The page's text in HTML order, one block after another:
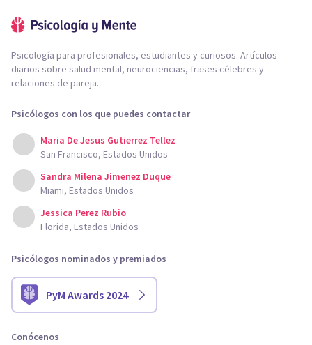
Psicología para profesionales, estudiantes y curiosos. Artículos
diarios sobre salud mental, neurociencias, frases célebres y
relaciones de pareja.
Psicólogos con los que puedes contactar
Maria De Jesus Gutierrez Tellez
San Francisco, Estados Unidos
Sandra Milena Jimenez Duque
Miami, Estados Unidos
Jessica Perez Rubio
Florida, Estados Unidos
Psicólogos nominados y premiados
PyM Awards 2024
Conócenos